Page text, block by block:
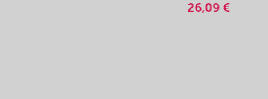
26,09 €